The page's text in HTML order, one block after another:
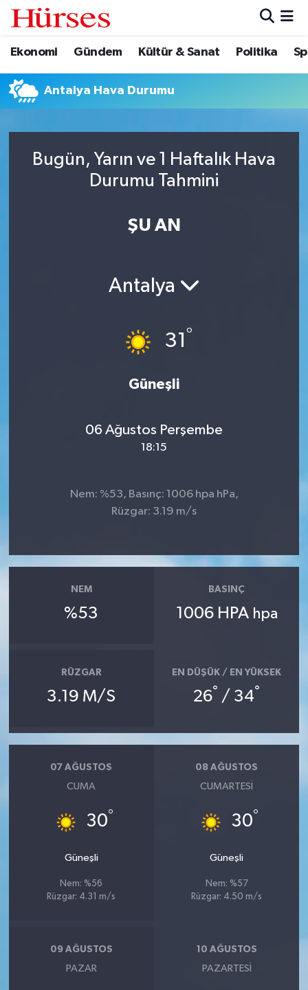
Ekonomi Gündem Kültür & Sanat Politika
Antalya Hava Durumu
Bugün, Yarın ve 1 Haftalık Hava
Durumu Tahmini
ŞU AN
Antalya
31 °
Güneşli
06 Ağustos Perşembe
18:15
Nem: %53, Basınç: 1006 hpa hPa,
Rüzgar: 3.19 m/s
NEM
%53
BASINÇ
1006 HPA hpa
RÜZGAR
3.19 M/S
EN DÜŞÜK / EN YÜKSEK
26° / 34°
07 AĞUSTOS
CUMA
30°
Güneşli
Nem: %56
Rüzgar: 4.31 m/s
08 AĞUSTOS
CUMARTESI
30°
Güneşli
Nem: %57
Rüzgar: 4.50 m/s
09 AĞUSTOS
PAZAR
10 AĞUSTOS
PAZARTESI
Ekonomi
Gündem
Politika
Hava Durumu
Trafik Durumu
Tüm Manşetler